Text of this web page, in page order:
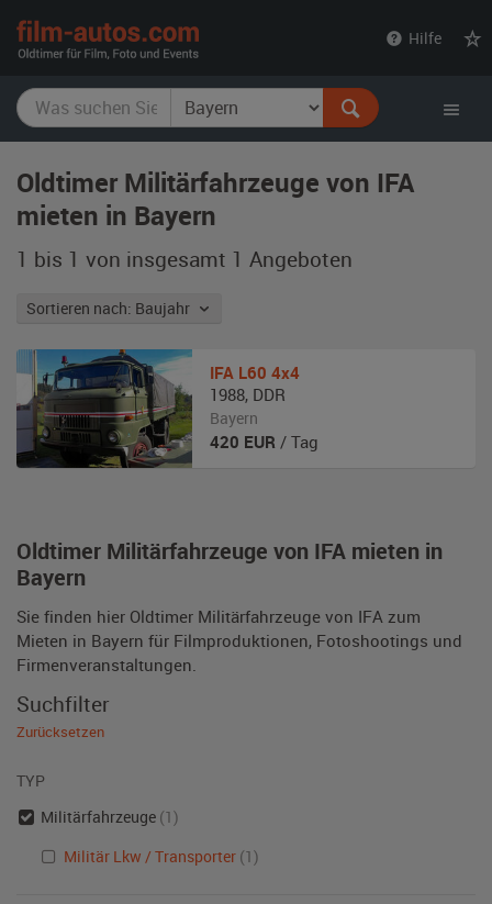
Hilfe
Oldtimer Militärfahrzeuge von IFA
mieten in Bayern
1 bis 1 von insgesamt 1 Angeboten
Sortieren nach: Baujahr
Oldtimer Militärfahrzeuge von IFA mieten in
Bayern
Sie finden hier Oldtimer Militärfahrzeuge von IFA zum
Mieten in Bayern für Filmproduktionen, Fotoshootings und
Firmenveranstaltungen.
IFA L60 4x4
1988, DDR
Bayern
420 EUR / Tag
Suchfilter
Zurücksetzen
TYP
Militärfahrzeuge (1)
Militär Lkw / Transporter (1)